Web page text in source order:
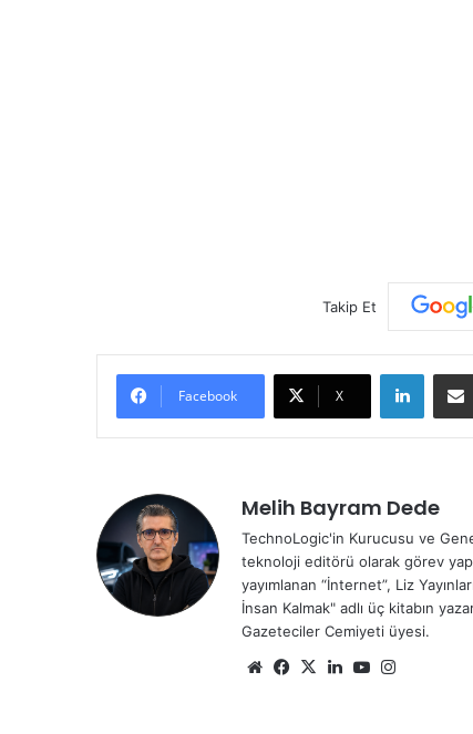
Takip Et
Facebook X
Melih Bayram Dede
TechnoLogic'in Kurucusu ve
teknoloji editörü olarak görev
yayımlanan “İnternet”, Liz
İnsan Kalmak" adlı üç kitabın
Gazeteciler Cemiyeti üyesi.
We Fa
X
Lin Yo